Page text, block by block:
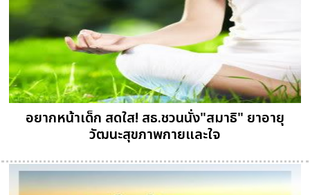
อยากหน้าเด็ก สดใส! สธ.ชวนนั่ง"สมาธิ" ยาอายุ
วัฒนะสุขภาพกายและใจ